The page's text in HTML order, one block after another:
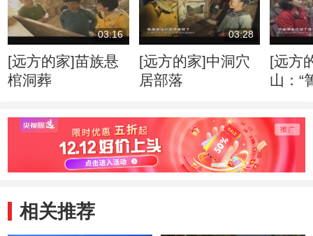
03:16
[远方的家]苗族悬
棺洞葬
03:28
[远方的家]中洞穴
居部落
[远方
山：“
相关推荐